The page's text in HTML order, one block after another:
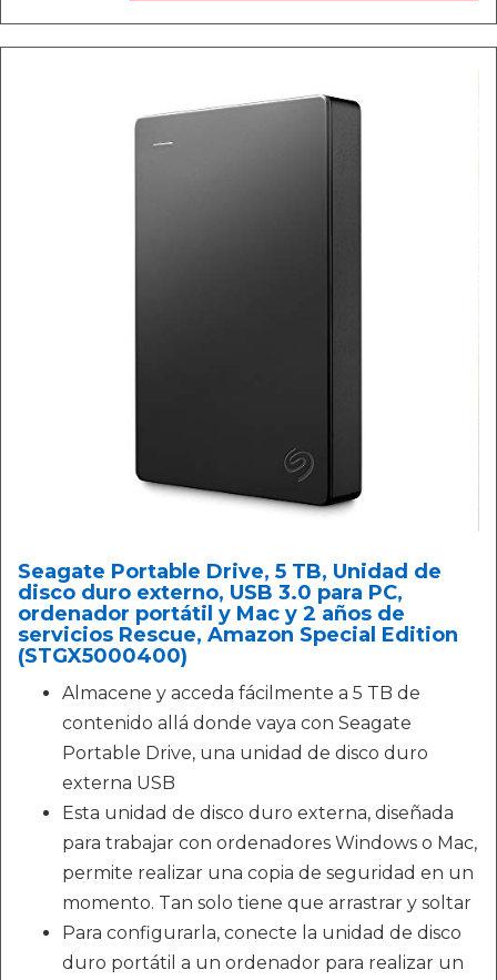
Seagate Portable Drive, 5 TB, Unidad de
disco duro externo, USB 3.0 para PC,
ordenador portátil y Mac y 2 años de
servicios Rescue, Amazon Special Edition
(STGX5000400)
Almacene y acceda fácilmente a 5 TB de
contenido allá donde vaya con Seagate
Portable Drive, una unidad de disco duro
externa USB
Esta unidad de disco duro externa, diseñada
para trabajar con ordenadores Windows o Mac,
permite realizar una copia de seguridad en un
momento. Tan solo tiene que arrastrar y soltar
Para configurarla, conecte la unidad de disco
duro portátil a un ordenador para realizar un